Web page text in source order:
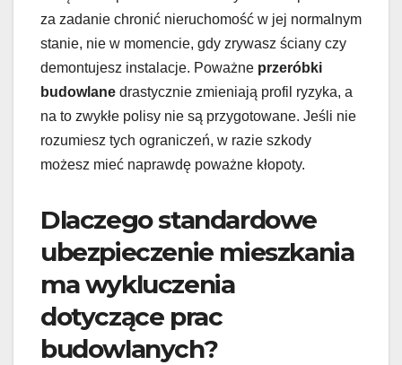
za zadanie chronić nieruchomość w jej normalnym
stanie, nie w momencie, gdy zrywasz ściany czy
demontujesz instalacje. Poważne przeróbki
budowlane drastycznie zmieniają profil ryzyka, a
na to zwykłe polisy nie są przygotowane. Jeśli nie
rozumiesz tych ograniczeń, w razie szkody
możesz mieć naprawdę poważne kłopoty.
Dlaczego standardowe
ubezpieczenie mieszkania
ma wykluczenia
dotyczące prac
budowlanych?